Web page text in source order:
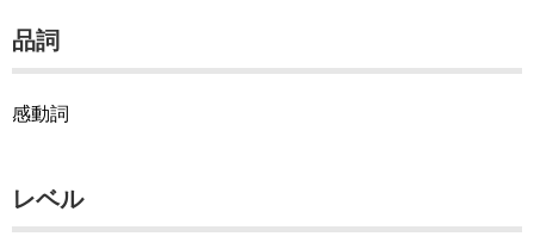
品詞
感動詞
レベル